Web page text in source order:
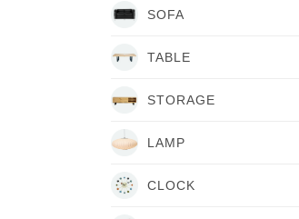
SOFA
TABLE
STORAGE
LAMP
CLOCK